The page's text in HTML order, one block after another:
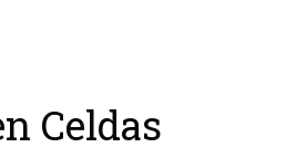
Celdas